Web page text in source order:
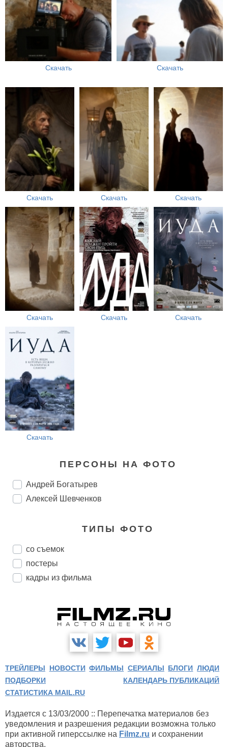
Скачать Скачать
Скачать Скачать Скачать
Скачать Скачать Скачать
Скачать
ПЕРСОНЫ НА ФОТО
Андрей Богатырев
Алексей Шевченков
ТИПЫ ФОТО
со съемок
постеры
кадры из фильма
ТРЕЙЛЕРЫ НОВОСТИ ФИЛЬМЫ СЕРИАЛЫ БЛОГИ ЛЮДИ
ПОДБОРКИ
КАЛЕНДАРЬ ПУБЛИКАЦИЙ
СТАТИСТИКА MAIL.RU
Издается с 13/03/2000 :: Перепечатка материалов без
уведомления и разрешения редакции возможна только
при активной гиперссылке на Filmz.ru и сохранении
авторства.